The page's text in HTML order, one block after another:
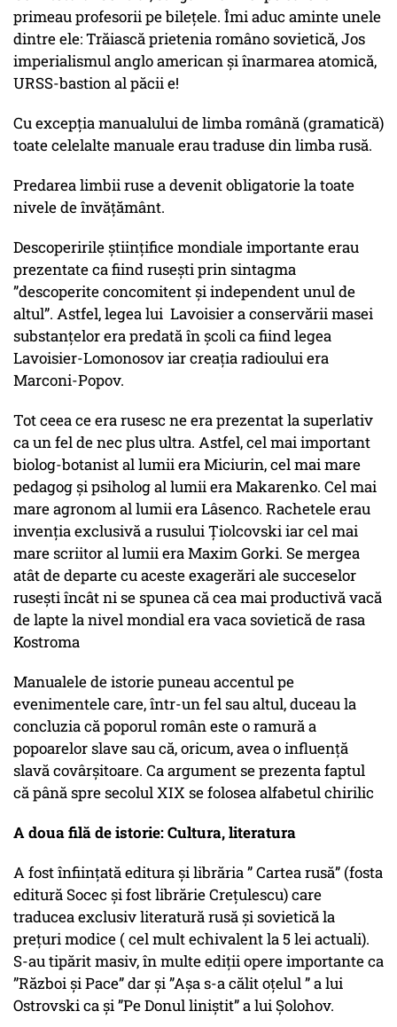
primeau profesorii pe bilețele. Îmi aduc aminte unele
dintre ele: Trăiască prietenia româno sovietică, Jos
imperialismul anglo american și înarmarea atomică,
URSS-bastion al păcii e!
Cu excepția manualului de limba română (gramatică)
toate celelalte manuale erau traduse din limba rusă.
Predarea limbii ruse a devenit obligatorie la toate
nivele de învățământ.
Descoperirile științifice mondiale importante erau
prezentate ca fiind rusești prin sintagma
”descoperite concomitent și independent unul de
altul”. Astfel, legea lui Lavoisier a conservării masei
substanțelor era predată în școli ca fiind legea
Lavoisier-Lomonosov iar creația radioului era
Marconi-Popov.
Tot ceea ce era rusesc ne era prezentat la superlativ
ca un fel de nec plus ultra. Astfel, cel mai important
biolog-botanist al lumii era Miciurin, cel mai mare
pedagog și psiholog al lumii era Makarenko. Cel mai
mare agronom al lumii era Lâsenco. Rachetele erau
invenția exclusivă a rusului Țiolcovski iar cel mai
mare scriitor al lumii era Maxim Gorki. Se mergea
atât de departe cu aceste exagerări ale succeselor
rusești încât ni se spunea că cea mai productivă vacă
de lapte la nivel mondial era vaca sovietică de rasa
Kostroma
Manualele de istorie puneau accentul pe
evenimentele care, într-un fel sau altul, duceau la
concluzia că poporul român este o ramură a
popoarelor slave sau că, oricum, avea o influență
slavă covârșitoare. Ca argument se prezenta faptul
că până spre secolul XIX se folosea alfabetul chirilic
A doua filă de istorie: Cultura, literatura
A fost înființată editura și librăria ” Cartea rusă” (fosta
editură Socec și fost librărie Crețulescu) care
traducea exclusiv literatură rusă și sovietică la
prețuri modice ( cel mult echivalent la 5 lei actuali).
S-au tipărit masiv, în multe ediții opere importante ca
”Război și Pace” dar și ”Așa s-a călit oțelul ” a lui
Ostrovski ca și ”Pe Donul liniștit” a lui Șolohov.